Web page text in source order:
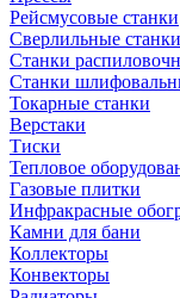
Рейсмусовые станки
Сверлильные станки
Станки
Станки
Токарные станки
Верстаки
Тиски
Тепловое
Газовые плитки
Инфракрасные
Камни для бани
Коллекторы
Конвекторы